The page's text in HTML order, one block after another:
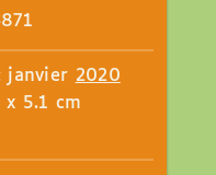
janvier 2020
x 5.1 cm